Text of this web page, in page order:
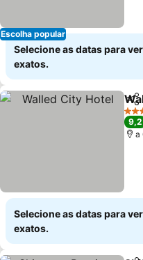
Escolha popular
Selecione as datas para
exatos.
3
9,2
a
Selecione as datas para
exatos.